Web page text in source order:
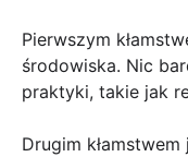
Pierwszym
środowiska. Nic
praktyki, takie jak
Drugim